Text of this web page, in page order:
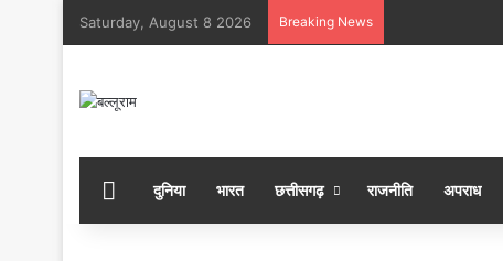
Saturday, August 8 2026 Breaking News
दुनिया भारत छत्तीसगढ़ राजनीति अपराध